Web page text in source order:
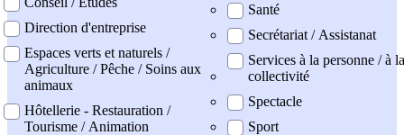
Direction d'entreprise
Espaces verts et naturels /
Agriculture / Pêche / Soins aux
animaux
Hôtellerie - Restauration /
Tourisme / Animation
Santé
Secrétariat / Assistanat
Services à la personne / à la
collectivité
Spectacle
Sport